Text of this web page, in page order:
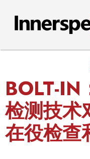
BOLT-IN
检测技术
在役检查